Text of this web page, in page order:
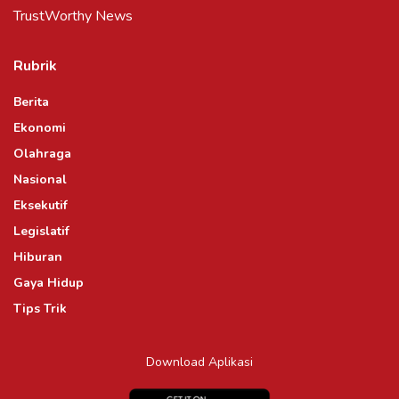
TrustWorthy News
Rubrik
Berita
Ekonomi
Olahraga
Nasional
Eksekutif
Legislatif
Hiburan
Gaya Hidup
Tips Trik
Download Aplikasi